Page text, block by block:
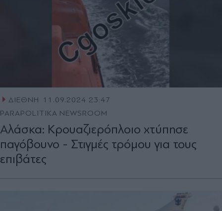
ΔΙΕΘΝΗ
11.09.2024 23:47
PARAPOLITIKA NEWSROOM
Αλάσκα: Κρουαζιερόπλοιο χτύπησε
παγόβουνο - Στιγμές τρόμου για τους
επιβάτες